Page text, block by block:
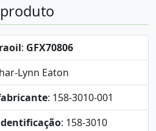
: GFX70806
Lynn Eaton
: 158-3010-001
: 158-3010